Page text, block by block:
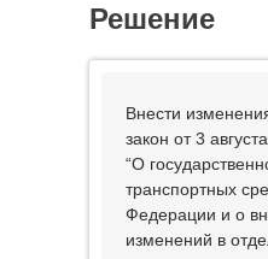
Решение
Внести
закон от 3
“О
транспортных
Федерации и о
изменений в